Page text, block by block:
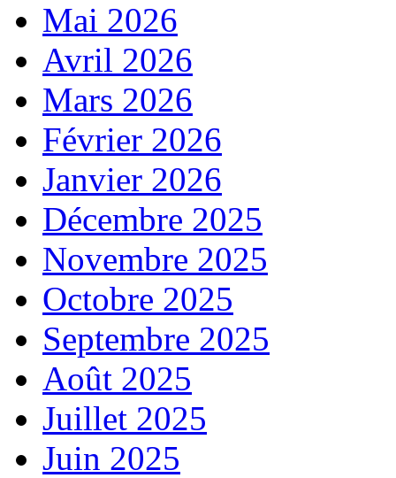
Mai 2026
Avril 2026
Mars 2026
Février 2026
Janvier 2026
Décembre 2025
Novembre 2025
Octobre 2025
Septembre 2025
Août 2025
Juillet 2025
Juin 2025